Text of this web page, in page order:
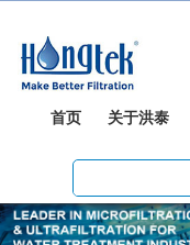
首页 关于洪泰